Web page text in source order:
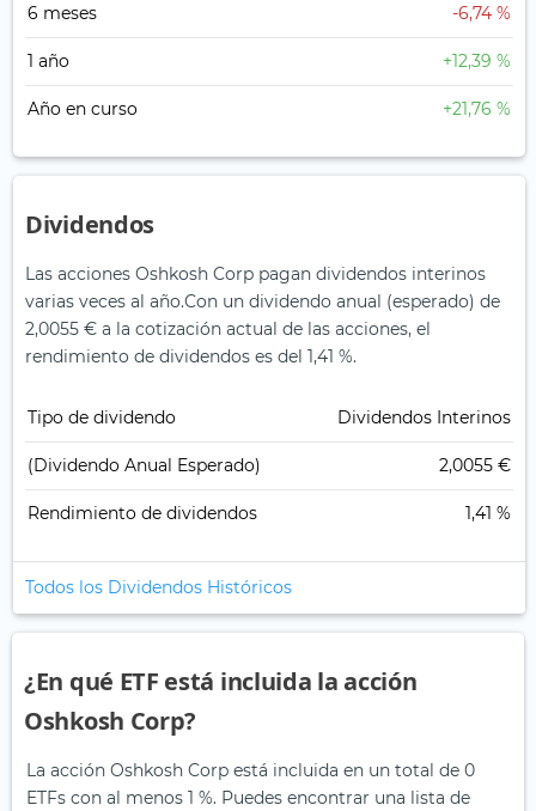
6 meses -6,74 %
1 año +12,39 %
Año en curso +21,76 %
Dividendos
Las acciones Oshkosh Corp pagan dividendos interinos
varias veces al año.Con un dividendo anual (esperado) de
2,0055 € a la cotización actual de las acciones, el
rendimiento de dividendos es del 1,41 %.
Tipo de dividendo Dividendos Interinos
(Dividendo Anual Esperado) 2,0055 €
Rendimiento de dividendos 1,41 %
Todos los Dividendos Históricos
¿En qué ETF está incluida la acción
Oshkosh Corp?
La acción Oshkosh Corp está incluida en un total de 0
ETFs con al menos 1 %. Puedes encontrar una lista de